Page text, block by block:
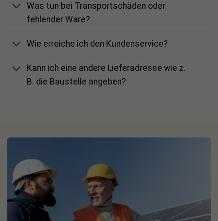
Was tun bei Transportschäden oder
fehlender Ware?
Wie erreiche ich den Kundenservice?
Kann ich eine andere Lieferadresse wie z.
B. die Baustelle angeben?